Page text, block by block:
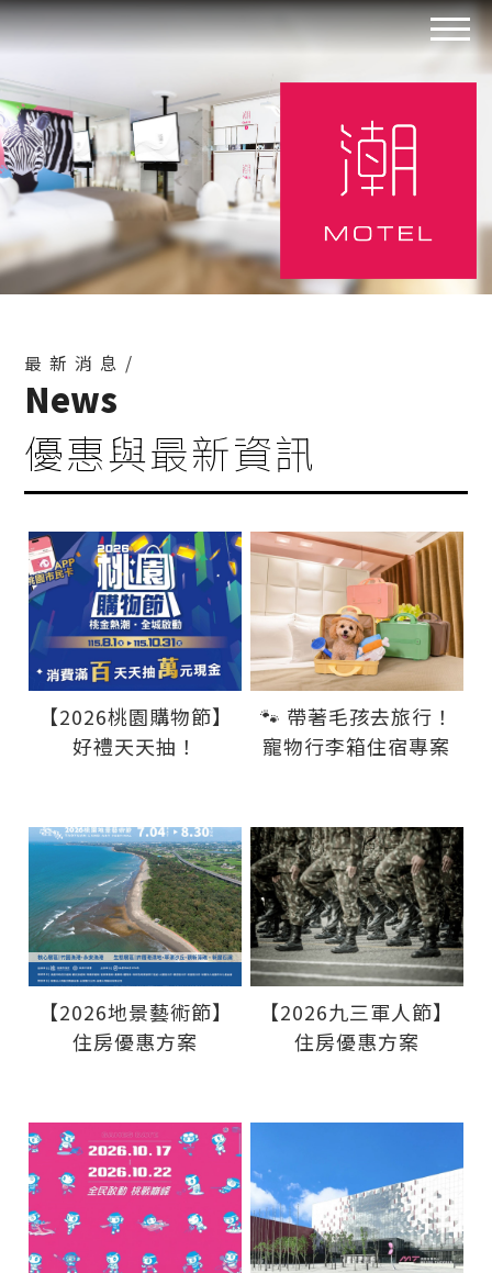
最新消息/
News
優惠與最新資訊
【2026桃園購物節】
好禮天天抽！
🐾 帶著毛孩去旅行！
寵物行李箱住宿專案
【2026地景藝術節】
住房優惠方案
【2026九三軍人節】
住房優惠方案